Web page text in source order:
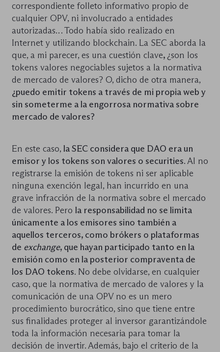
correspondiente folleto informativo propio de
cualquier OPV, ni involucrado a entidades
autorizadas… Todo había sido realizado en
Internet y utilizando blockchain. La SEC aborda la
que, a mi parecer, es una cuestión clave, ¿son los
tokens valores negociables sujetos a la normativa
de mercado de valores? O, dicho de otra manera,
¿puedo emitir tokens a través de mi propia web y
sin someterme a la engorrosa normativa sobre
mercado de valores?
En este caso, la SEC considera que DAO era un
emisor y los tokens son valores o securities. Al no
registrarse la emisión de tokens ni ser aplicable
ninguna exención legal, han incurrido en una
grave infracción de la normativa sobre el mercado
de valores. Pero la responsabilidad no se limita
únicamente a los emisores sino también a
aquellos terceros, como brókers o plataformas
de exchange, que hayan participado tanto en la
emisión como en la posterior compraventa de
los DAO tokens. No debe olvidarse, en cualquier
caso, que la normativa de mercado de valores y la
comunicación de una OPV no es un mero
procedimiento burocrático, sino que tiene entre
sus finalidades proteger al inversor garantizándole
toda la información necesaria para tomar la
decisión de invertir. Además, bajo el criterio de la